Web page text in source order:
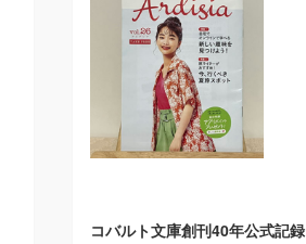
コバルト文庫創刊40年公式記録